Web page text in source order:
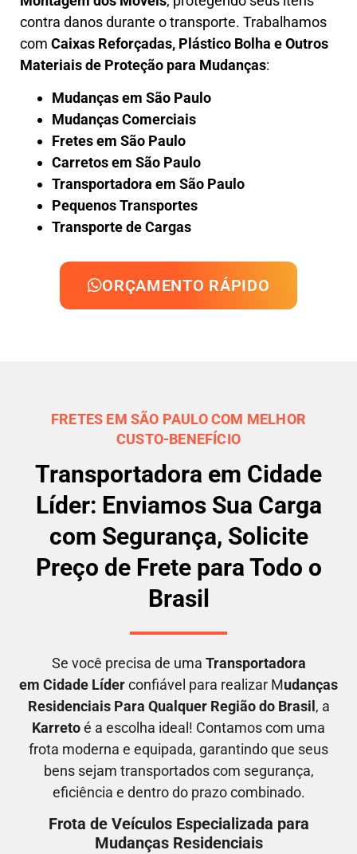
contra danos durante o transporte. Trabalhamos
com Caixas Reforçadas, Plástico Bolha e Outros
Materiais de Proteção para Mudanças:
Mudanças em São Paulo
Mudanças Comerciais
Fretes em São Paulo
Carretos em São Paulo
Transportadora em São Paulo
Pequenos Transportes
Transporte de Cargas
ORÇAMENTO RÁPIDO
FRETES EM SÃO PAULO COM MELHOR
CUSTO-BENEFÍCIO
Transportadora em Cidade
Líder: Enviamos Sua Carga
com Segurança, Solicite
Preço de Frete para Todo o
Brasil
Se você precisa de uma Transportadora
em Cidade Líderconfiável para realizar Mudanças
Residenciais Para Qualquer Região do Brasil , a
Karretoé a escolha ideal! Contamos com uma
frota moderna e equipada, garantindo que seus
bens sejam transportados com segurança,
eficiência e dentro do prazo combinado.
Frota de Veículos Especializada para
Mudanças Residenciais